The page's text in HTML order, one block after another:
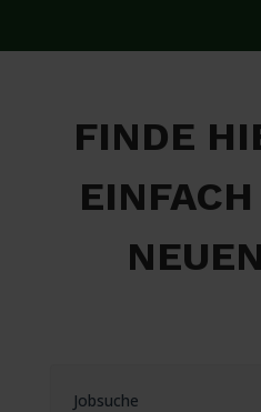
FINDE
Jobsuche